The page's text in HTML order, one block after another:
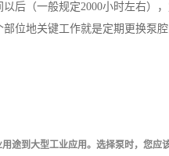
（一般规定2000小时左右）
位地关键工作就是定期更换泵
途到大型工业应用。选择泵时，您应该